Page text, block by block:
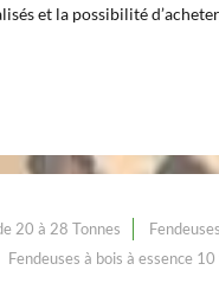
et la possibilité
20 à 28 Tonnes
Fendeuses à bois à essence